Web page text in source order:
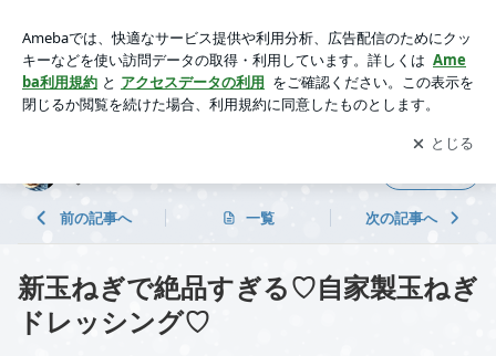
のおうちごはん♡レシピと色々ブログ♡ ＊
アプリをダウンロードして ブログの更新通知
を受け取りまし
ょう。
開く
♡ ＊
前の記事へ 一覧 次の記事へ
新玉ねぎで絶品すぎる♡自家製玉ねぎ
ドレッシング♡